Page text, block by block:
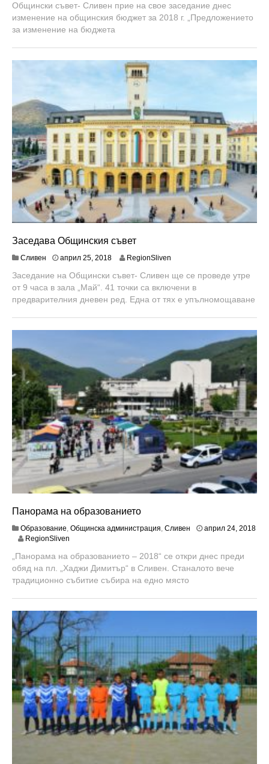
9
,
1
8
Общински съвет- Сливен прие на свое заседание днес
изменение на общинския бюджет за 2018 г. „Предложението
за изменение на бюджета
Заседава Общинския съвет
Сливен април 25, 2018м
й
9
,
0
1
RegionSliven
Заседание на Общински съвет- Сливен ще се проведе утре
от 9 часа в зала „Май“. 41 точки са включени в
предварителния дневен ред. Една от тях е упълномощаване
Панорама на образованието
Образование, Общинска администрация, Сливен
април 24, 2018
й
9
,
0
1
8
RegionSliven
„Панорама на образованието – 2018“ се откри днес преди
обяд на пл. „Хаджи Димитър“ в Сливен. Станалото вече
традиционно събитие събира на едно място